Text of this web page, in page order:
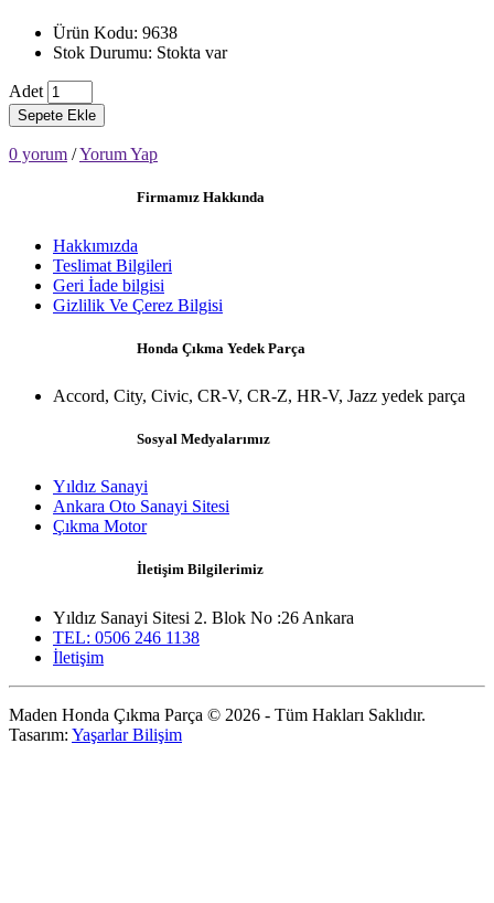
Ürün Kodu: 9638
Stok Durumu: Stokta var
Adet
Sepete Ekle
0 yorum /Yorum Yap
Firmamız Hakkında
Hakkımızda
Teslimat Bilgileri
Geri İade bilgisi
Gizlilik Ve Çerez Bilgisi
Honda Çıkma Yedek Parça
Accord, City, Civic, CR-V, CR-Z, HR-V, Jazz yedek parça
Sosyal Medyalarımız
Yıldız Sanayi
Ankara Oto Sanayi Sitesi
Çıkma Motor
İletişim Bilgilerimiz
Yıldız Sanayi Sitesi 2. Blok No :26 Ankara
TEL: 0506 246 1138
İletişim
Maden Honda Çıkma Parça © 2026 - Tüm Hakları Saklıdır.
Tasarım: Yaşarlar Bilişim